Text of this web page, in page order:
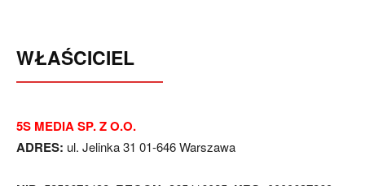
WŁAŚCICIEL
5S MEDIA SP. Z O.O.
ADRES: ul. Jelinka 31 01-646 Warszawa